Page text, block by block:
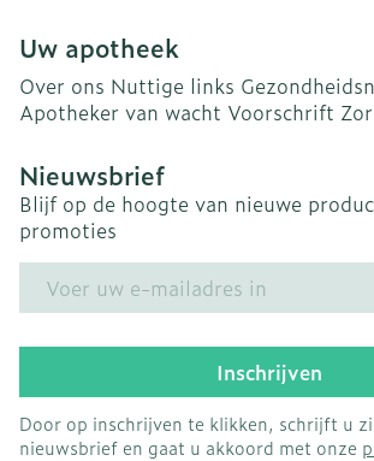
Uw apotheek
Over ons Nuttige links
Apotheker van wacht Voorschrift
Nieuwsbrief
Blijf op de hoogte van nieuwe
promoties
Inschrijven
Door op inschrijven te klikken, schrijft u
nieuwsbrief en gaat u akkoord met onze